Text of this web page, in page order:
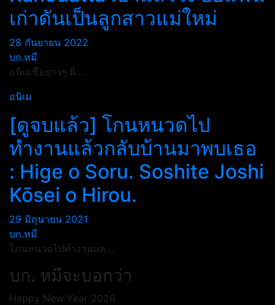
เก่าดันเป็นลูกสาวแม่ใหม่
28 กันยายน 2022
บก.หมี
อนิเมชื่อยาวๆ ผิ…
อนิเม
[ดูจบแล้ว] โกนหนวดไป
ทำงานแล้วกลับบ้านมาพบเธอ
: Hige o Soru. Soshite Joshi
Kōsei o Hirou.
29 มิถุนายน 2021
บก.หมี
โกนหนวดไปทำงานแล…
บก. หมีจะบอกว่า
Happy New Year 2026